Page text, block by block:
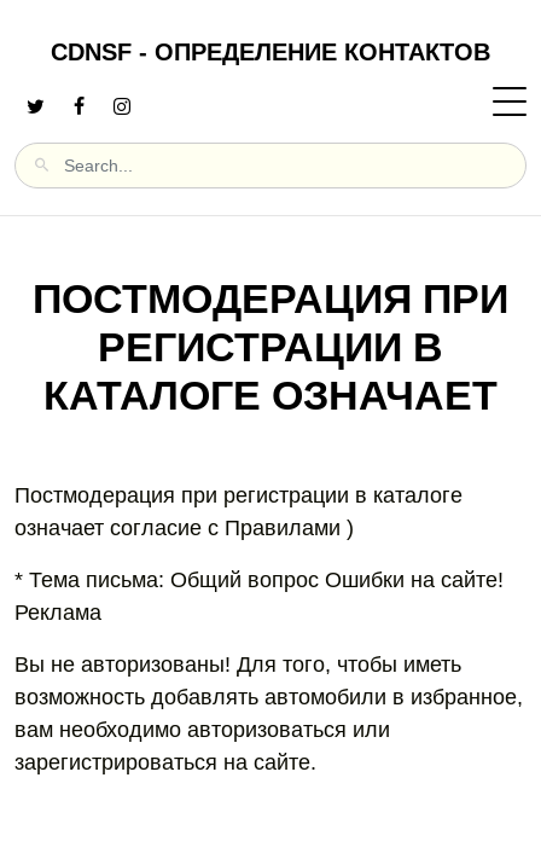
CDNSF - ОПРЕДЕЛЕНИЕ КОНТАКТОВ
ПОСТМОДЕРАЦИЯ ПРИ
РЕГИСТРАЦИИ В
КАТАЛОГЕ ОЗНАЧАЕТ
Постмодерация при регистрации в каталоге
означает согласие с Правилами )
* Тема письма: Общий вопрос Ошибки на сайте!
Реклама
Вы не авторизованы! Для того, чтобы иметь
возможность добавлять автомобили в избранное,
вам необходимо авторизоваться или
зарегистрироваться на сайте.